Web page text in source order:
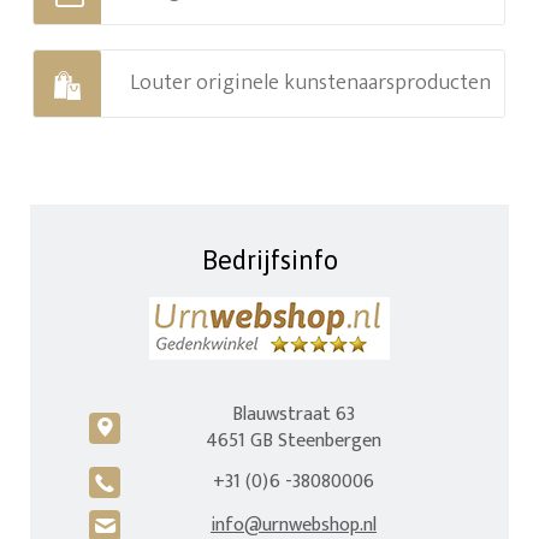
Louter originele kunstenaarsproducten
Bedrijfsinfo
c
Blauwstraat 63
4651 GB Steenbergen
A +31 (0)6 -38080006
H info@urnwebshop.nl